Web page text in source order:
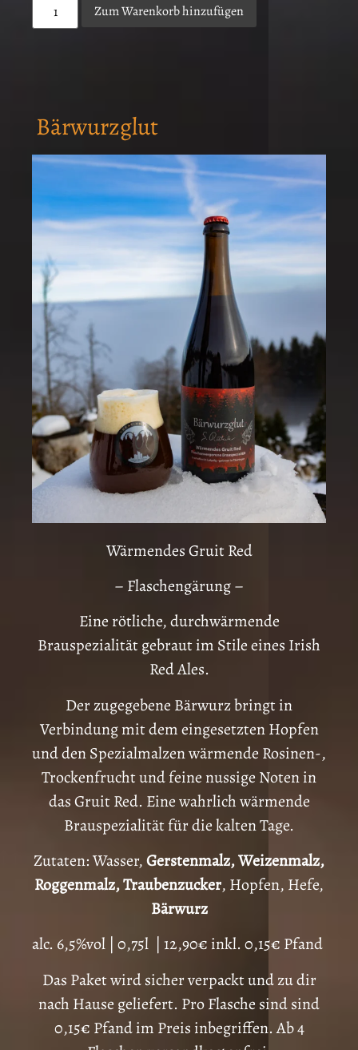
Zum Warenkorb hinzufügen
Bärwurzglut
Wärmendes Gruit Red
– Flaschengärung –
Eine rötliche, durchwärmende
Brauspezialität gebraut im Stile eines Irish
Red Ales.
Der zugegebene Bärwurz bringt in
Verbindung mit dem eingesetzten Hopfen
und den Spezialmalzen wärmende Rosinen-,
Trockenfrucht und feine nussige Noten in
das Gruit Red. Eine wahrlich wärmende
Brauspezialität für die kalten Tage.
Zutaten: Wasser,Gerstenmalz, Weizenmalz,
Roggenmalz, Traubenzucker, Hopfen, Hefe,
Bärwurz
alc. 6,5%vol | 0,75l | 12,90€ inkl. 0,15€ Pfand
Das Paket wird sicher verpackt und zu dir
nach Hause geliefert. Pro Flasche sind sind
0,15€ Pfand im Preis inbegriffen. Ab 4